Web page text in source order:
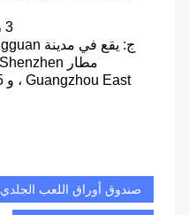
3 ، س: أين هو المصنع الخاص بك؟
صندوق أوراق اللعب الجلدي